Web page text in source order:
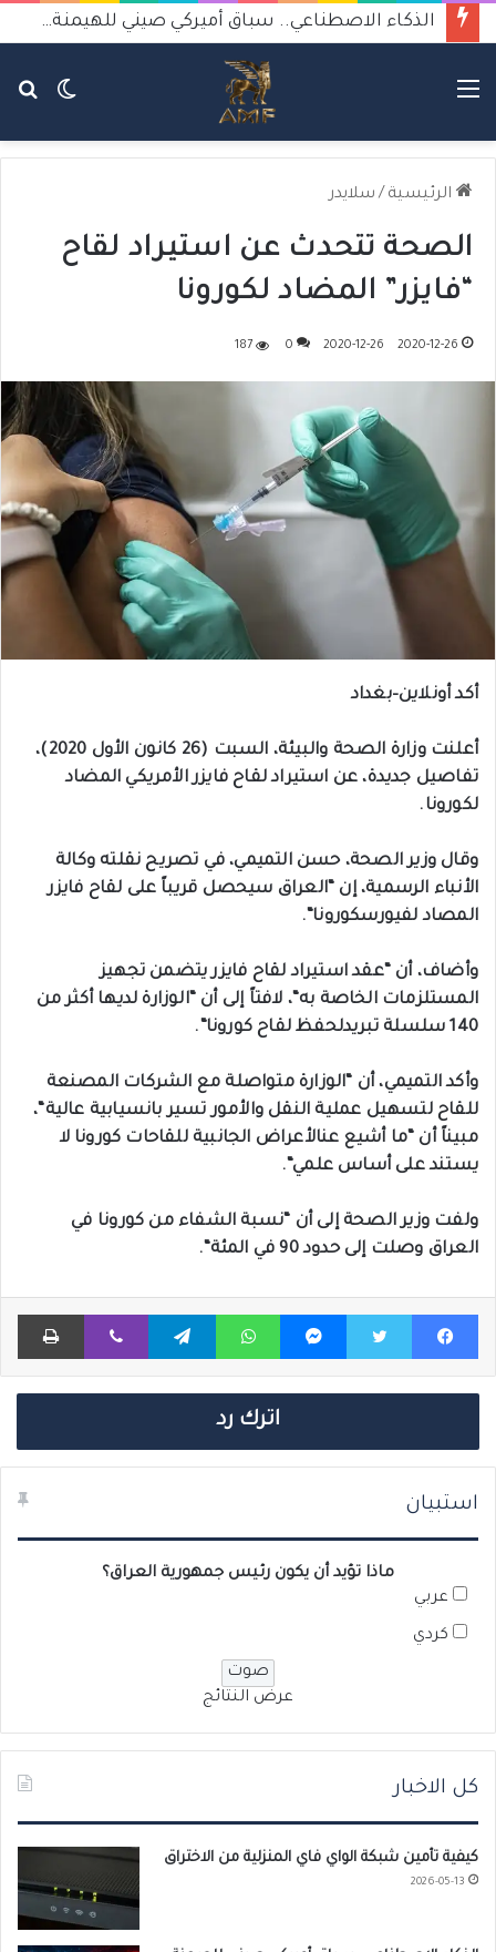
الذكاء الاصطناعي.. سباق أميركي صيني للهيمنة يثير القلق
الوضع
القائمة
الرئيسية / سلايدر
الصحة تتحدث عن استيراد لقاح
“فايزر” المضاد لكورونا
2020-12-26
2020-12-26
0
187
أكد أونلاين–بغداد
أعلنت وزارة الصحة والبيئة، السبت (
26 كانون الأول )،
تفاصيل جديدة، عن استيراد لقاح فايزر الأمريكي المضاد
لكورونا.
وقال وزير الصحة، حسن التميمي، في تصريح نقلته وكالة
الأنباء الرسمية، إن “العراق سيحصل قريباً على لقاح فايزر
المصاد لفيورسكورونا“.
وأضاف، أن “عقد استيراد لقاح فايزر يتضمن تجهيز
المستلزمات الخاصة به“، لافتاً إلى أن “الوزارة لديها أكثر من
140 سلسلة تبريدلحفظ لقاح كورونا“.
وأكد التميمي، أن “الوزارة متواصلة مع الشركات المصنعة
للقاح لتسهيل عملية النقل والأمور تسير بانسيابية عالية“،
مبيناً أن “ما أشيع عنالأعراض الجانبية للقاحات كورونا لا
يستند على أساس علمي“.
ولفت وزير الصحة إلى أن “نسبة الشفاء من كورونا في
العراق وصلت إلى حدود90 في المئة“.
فيسبوك تويتر ماسنجر واتساب تيلقرام ڤايبر
اترك رد
استبيان
ماذا تؤيد أن يكون رئيس جمهورية العراق؟
عربي
كردي
عرض النتائج
كل الاخبار
كيفية تأمين شبكة الواي فاي المنزلية من الاختراق
2026-05-13